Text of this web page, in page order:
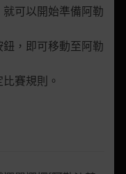
可以開始準備阿勒
，即可移動至阿勒
賽規則。